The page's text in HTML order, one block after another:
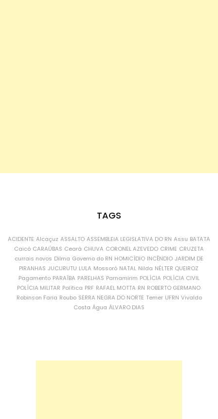
TAGS
ACIDENTE Alcaçuz ASSALTO ASSEMBLEIA LEGISLATIVA DO RN Assu BATATA
Caicó CARAÚBAS Ceará CHUVA CORONEL AZEVEDO CRIME CRUZETA
currais novos Dilma Governo do RN HOMICÍDIO INCÊNDIO JARDIM DE
PIRANHAS JUCURUTU LULA Mossoró NATAL Nilda NÉLTER QUEIROZ
Pagamento PARAÍBA PARELHAS Parnamirim POLÍCIA POLÍCIA CIVIL
POLÍCIA MILITAR Política PRF RAFAEL MOTTA RN ROBERTO GERMANO
Robinson Faria Roubo SERRA NEGRA DO NORTE Temer UFRN Vivaldo
Costa Água ÁLVARO DIAS